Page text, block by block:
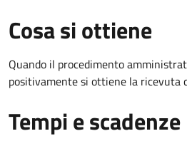
Cosa si ottiene
Quando il procedimento
positivamente si ottiene la ricevuta
Tempi e scadenze